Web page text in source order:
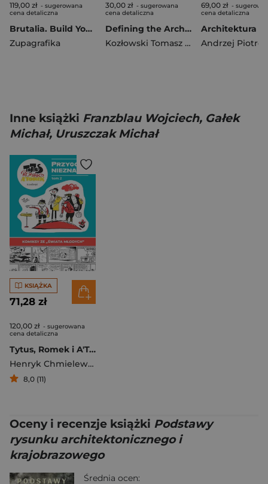
119,00 zł - sugerowana
cena detaliczna
Brutalia. Build Your Own Brutalist Italy
Zupagrafika
30,00 zł - sugerowana
cena detaliczna
Defining the Architectural Space, 2023 vol. 3
Kozłowski Tomasz red.
69,00 zł -
cena detaliczna
Andrzej
Inne książki Franzblau Wojciech, Gałek
Michał, Uruszczak Michał
KSIĄŻKA
71,28 zł
120,00 zł - sugerowana
cena detaliczna
Tytus, Romek i A'Tomek Przygody nieznane tom 2
Henryk Chmielewski
8,0 (11)
Oceny i recenzje książki Podstawy
rysunku architektonicznego i
krajobrazowego
Średnia ocen: